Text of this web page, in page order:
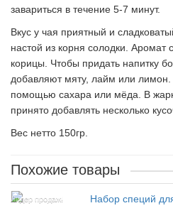
завариться в течение 5-7 минут.
Вкус у чая приятный и
настой из корня солодки. Аромат
корицы. Чтобы придать напитку
добавляют мяту, лайм или
помощью сахара или мёда. В
принято добавлять несколько
Вес нетто 150гр.
Похожие товары
Лидер продаж!